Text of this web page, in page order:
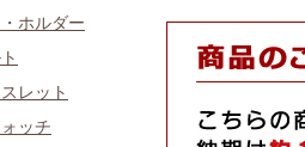
ホルダー
レット
ッチ